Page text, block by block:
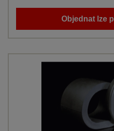
Objednat lze